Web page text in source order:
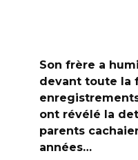
Son frère a
devant toute la
ont révélé la
parents
années…